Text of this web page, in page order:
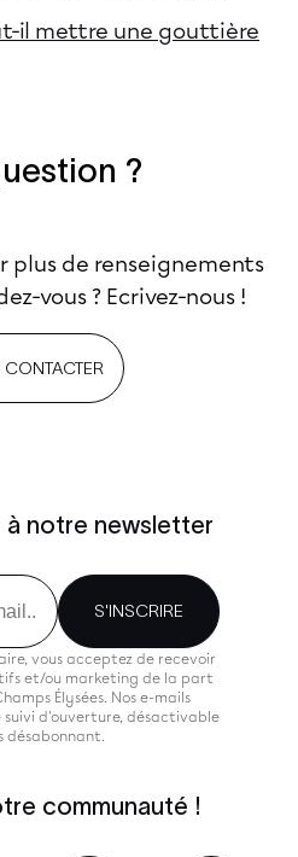
il mettre une gouttière
?
plus de renseignements
vous ? Ecrivez-nous !
CONTACTER
à notre newsletter
S'INSCRIRE
vous acceptez de recevoir
et/ou marketing de la part
Élysées. Nos e-mails
d'ouverture, désactivable
désabonnant.
communauté !